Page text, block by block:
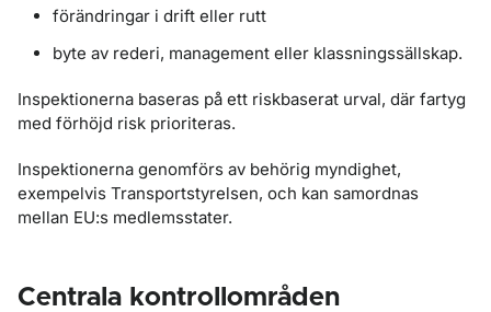
förändringar i drift eller rutt
byte av rederi, management eller klassningssällskap.
Inspektionerna baseras på ett riskbaserat urval, där fartyg
med förhöjd risk prioriteras.
Inspektionerna genomförs av behörig myndighet,
exempelvis Transportstyrelsen, och kan samordnas
mellan EU:s medlemsstater.
Centrala kontrollområden